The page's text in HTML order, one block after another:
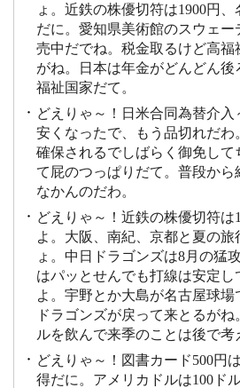
ょ。近鉄の株優切符は1900円、
だに。愛知県美術館のスウェー
売中だでね。税金取るけど高福
がね。日本は年金がどんどん
福祉国家だて。
どえりゃ～！日米合同為替介入
安くなったで、もう品切れだわ
確保されるでしばらく御免して
て屁のつっぱりだて。普段か
なかんのだわ。
どえりゃ～！近鉄の株優切符は
よ。大阪、南紀、京都と夏の旅
ょ。中日ドラゴンズは8月の猛
はパッとせんでも打線は安定
よ。宇野とか大島が名古屋球場
ドラゴンズが戻って来とるが
ルを飲んで来季のことは後で考
どえりゃ～！図書カード500円
得だに。アメリカドルは100ド